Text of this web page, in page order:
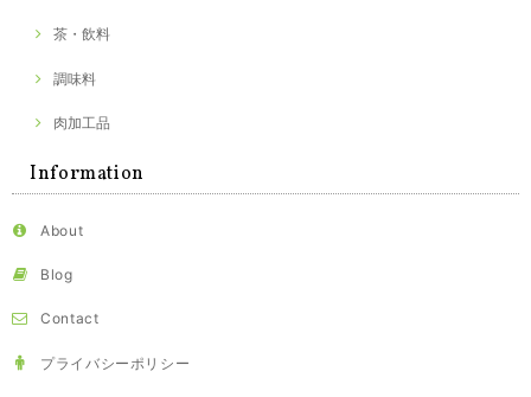
茶・飲料
調味料
肉加工品
Information
About
Blog
Contact
プライバシーポリシー